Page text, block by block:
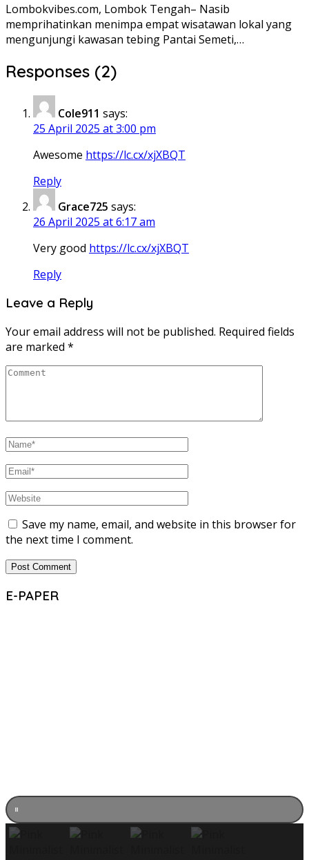
Lombokvibes.com, Lombok Tengah– Nasib
memprihatinkan menimpa empat wisatawan lokal yang
mengunjungi kawasan tebing Pantai Semeti,…
Responses (2)
Cole911 says:
25 April 2025 at 3:00 pm
Awesome https://lc.cx/xjXBQT
Reply
Grace725 says:
26 April 2025 at 6:17 am
Very good https://lc.cx/xjXBQT
Reply
Leave a Reply
Your email address will not be published. Required fields
are marked *
Save my name, email, and website in this browser for
the next time I comment.
E-PAPER